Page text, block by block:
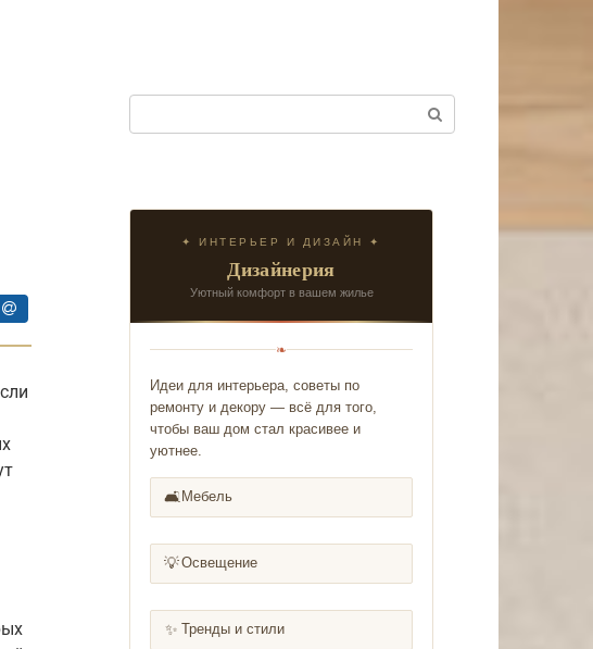
✦ ИНТЕРЬЕР И ДИЗАЙН ✦
Дизайнерия
Уютный комфорт в вашем жилье
❧
Идеи для интерьера, советы по
ремонту и декору — всё для того,
чтобы ваш дом стал красивее и
уютнее.
🛋️ Мебель
💡Освещение
✨ Тренды и стили